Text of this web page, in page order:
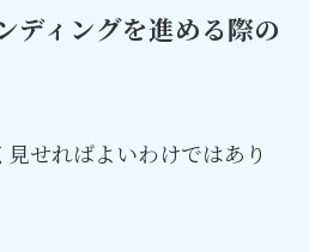
ディングを進める際の
せればよいわけではあり